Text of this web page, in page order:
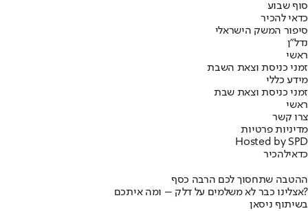
סוף שבוע
כדאי להכיר
סיפור המשק הישראלי
נדל"ן
ראשי
זמני כניסת וצאת השבת
מידע כללי
זמני כניסת וצאת שבת
ראשי
צרו קשר
מדיניות פרטיות
Hosted by SPD
כדאילהכיר
ההטבה שתחסוך לכם הרבה כסף
אצלינו כבר לא משלמים על דלק – ומה איתכם?
בשיתוף ניסאן